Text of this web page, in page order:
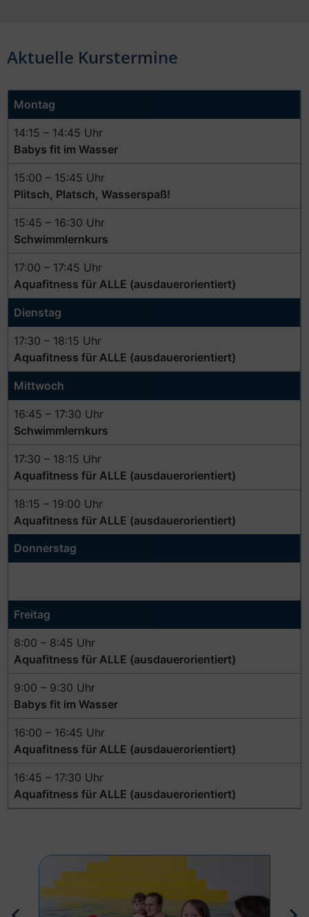
Aktuelle Kurstermine
Montag
14:15 – 14:45 Uhr
Babys fit im Wasser
15:00 – 15:45 Uhr
Plitsch, Platsch, Wasserspaß!
15:45 – 16:30 Uhr
Schwimmlernkurs
17:00 – 17:45 Uhr
Aquafitness für ALLE (ausdauerorientiert)
Dienstag
17:30 – 18:15 Uhr
Aquafitness für ALLE (ausdauerorientiert)
Mittwoch
16:45 – 17:30 Uhr
Schwimmlernkurs
17:30 – 18:15 Uhr
Aquafitness für ALLE (ausdauerorientiert)
18:15 – 19:00 Uhr
Aquafitness für ALLE (ausdauerorientiert)
Donnerstag
Freitag
8:00 – 8:45 Uhr
Aquafitness für ALLE (ausdauerorientiert)
9:00 – 9:30 Uhr
Babys fit im Wasser
16:00 – 16:45 Uhr
Aquafitness für ALLE (ausdauerorientiert)
16:45 – 17:30 Uhr
Aquafitness für ALLE (ausdauerorientiert)